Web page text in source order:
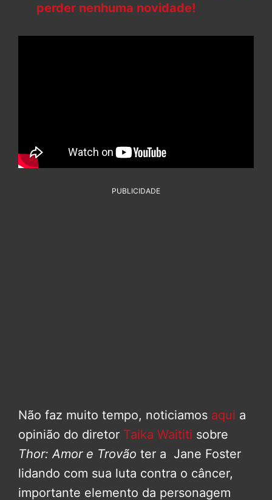
perder nenhuma novidade!
PUBLICIDADE
Não faz muito tempo, noticiamos aqui a
opinião do diretor Taika Waititi sobre
Thor: Amor e Trovão ter a Jane Foster
lidando com sua luta contra o câncer,
importante elemento da personagem